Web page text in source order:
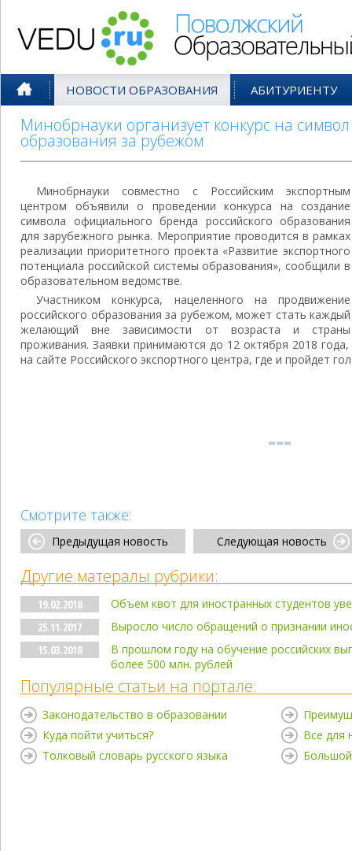
НОВОСТИ ОБРАЗОВАНИЯ АБИТУРИЕНТУ
Минобрнауки организует конкурс на символ
образования за рубежом
Минобрнауки совместно с Российским экспортным
центром объявили о проведении конкурса на создание
символа официального бренда российского образования
для зарубежного рынка. Мероприятие проводится в рамках
реализации приоритетного проекта «Развитие экспортного
потенциала российской системы образования», сообщили в
образовательном ведомстве.
Участником конкурса, нацеленного на продвижение
российского образования за рубежом, может стать каждый
желающий вне зависимости от возраста и страны
проживания. Заявки принимаются до 12 октября 2018
на сайте Российского экспортного центра, где и пройдет
Смотрите также:
Предыдущая новость Следующая новость
Другие матералы рубрики:
19.02.2018
Объем квот для иностранных студентов
25.11.2017
Выросло число обращений о признании
15.03.2018
В прошлом году на обучение российских
более 500 млн. рублей
Популярные статьи на портале:
Законодательство в образовании
Куда пойти учиться?
Толковый словарь русского языка
Все для
Большой